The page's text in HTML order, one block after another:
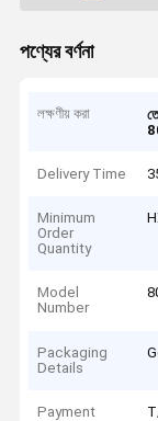
পণ্যের বর্ণনা
লক্ষণীয় করা
Delivery Time
Minimum
Order
Quantity
Model
Number
Packaging
Details
Payment